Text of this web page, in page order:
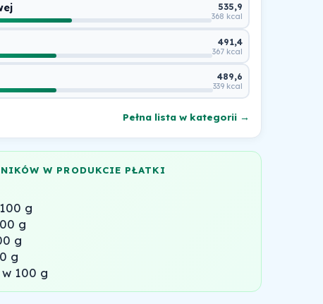
535,9
368 kcal
491,4
367 kcal
489,6
339 kcal
Pełna lista w kategorii →
W PRODUKCIE PŁATKI
g
g
g
g
w 100 g